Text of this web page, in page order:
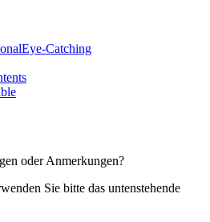
Eye-Catching
oder Anmerkungen?
Sie bitte das untenstehende